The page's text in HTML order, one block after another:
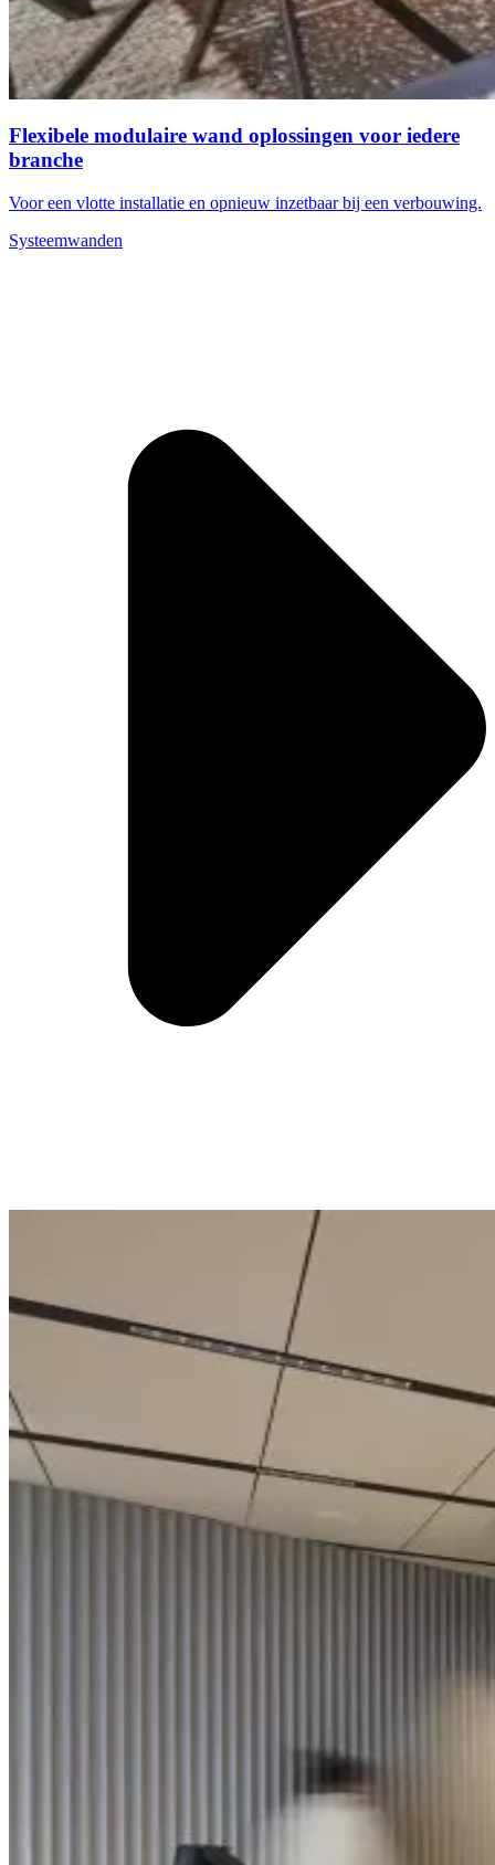
Flexibele modulaire wand oplossingen voor iedere
branche
Voor een vlotte installatie en opnieuw inzetbaar bij een verbouwing.
Systeemwanden